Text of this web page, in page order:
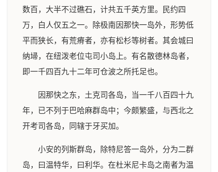
数百，大半不过礁石，计共五千英方里。民约四
万，白人仅五之一。除极南因那快一岛外，形势低
平而狭长，有荒瘠者，亦有松杉等树者。其会城曰
纳埽，在纽泼老位屯司小岛上。有名散德林岛者，
即一千四百九十二年可仓波之所托足也。
因那快之东，土克司各岛，当一千八百四十九
年，已不列于巴哈麻群岛中；今颇繁盛，与西北之
开考司各岛，同辖于牙买加。
小安的列斯群岛，除特尼答一岛外，分为二群
岛，曰温特华，曰利华。在杜米尼卡岛之南者为温